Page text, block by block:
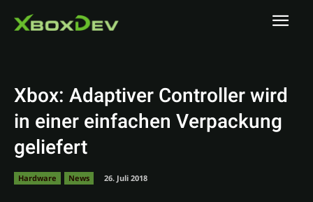
Xbox: Adaptiver Controller wird
in einer einfachen Verpackung
geliefert
Hardware News 26. Juli 2018